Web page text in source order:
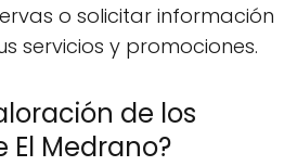
o solicitar información
servicios y promociones.
de los
El Medrano?